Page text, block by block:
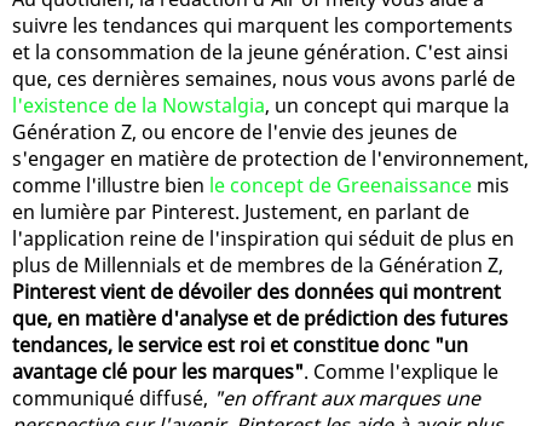
suivre les tendances qui marquent les comportements
et la consommation de la jeune génération. C'est ainsi
que, ces dernières semaines, nous vous avons parlé de
l'existence de la Nowstalgia, un concept qui marque la
Génération Z, ou encore de l'envie des jeunes de
s'engager en matière de protection de l'environnement,
comme l'illustre bien le concept de Greenaissance mis
en lumière par Pinterest. Justement, en parlant de
l'application reine de l'inspiration qui séduit de plus en
plus de Millennials et de membres de la Génération Z,
Pinterest vient de dévoiler des données qui montrent
que, en matière d'analyse et de prédiction des futures
tendances, le service est roi et constitue donc "un
avantage clé pour les marques". Comme l'explique le
communiqué diffusé, "en offrant aux marques une